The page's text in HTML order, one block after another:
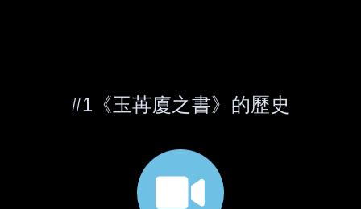
#1《玉苒廈之書》的歷史